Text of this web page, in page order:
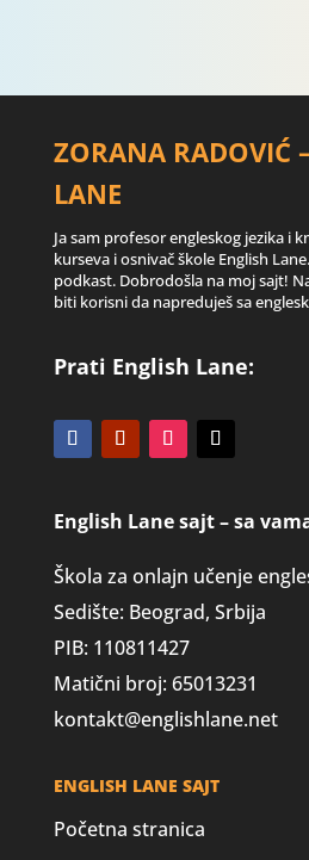
ZORANA RADOVIĆ
LANE
Ja sam profesor engleskog jezika i
kurseva i osnivač škole English
podkast. Dobrodošla na moj sajt!
biti korisni da napreduješ sa
Prati English Lane:
English Lane sajt – sa
Škola za onlajn učenje
Sedište: Beograd, Srbija
PIB: 110811427
Matični broj: 65013231
kontakt@englishlane.net
ENGLISH LANE SAJT
Početna stranica